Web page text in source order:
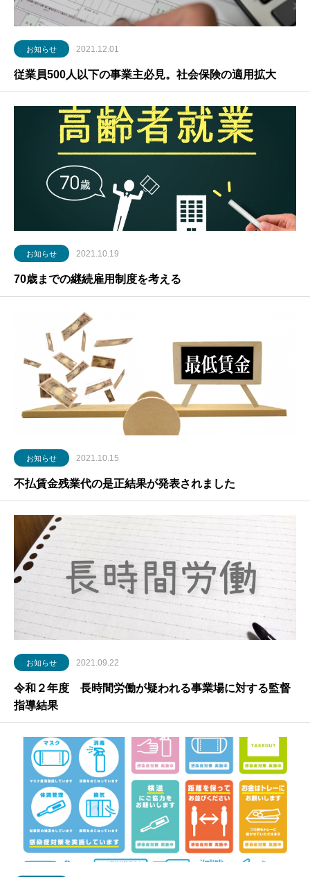
お知らせ 2021.12.01
従業員500人以下の事業主必見。社会保険の適用拡大
お知らせ 2021.10.19
70歳までの継続雇用制度を考える
お知らせ 2021.10.15
不払賃金残業代の是正結果が発表されました
お知らせ 2021.09.22
令和２年度 長時間労働が疑われる事業場に対する監督
指導結果